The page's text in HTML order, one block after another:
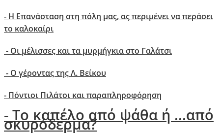
- Η Επανάσταση στη πόλη μας, ας περιμένει να περάσει
το καλοκαίρι
- Οι μέλισσες και τα μυρμήγκια στο Γαλάτσι
- O γέροντας της Λ. Βείκου
- Πόντιοι Πιλάτοι και παραπληροφόρηση
- Το καπέλο από ψάθα ή ...από
σκυρόδερμα?